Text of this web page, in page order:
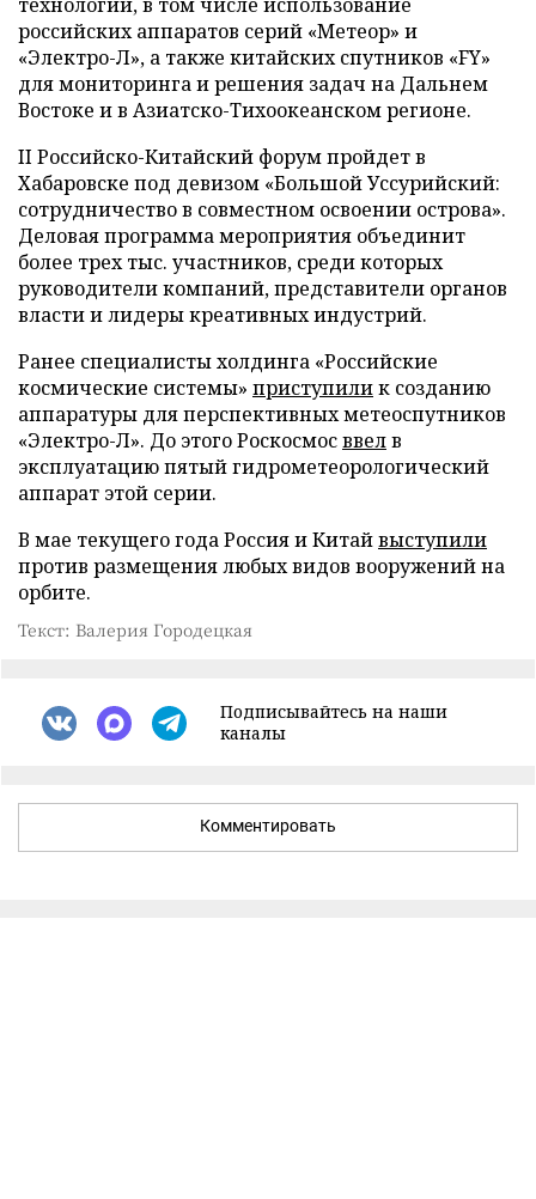
российских аппаратов серий «Метеор» и
«Электро-Л», а также китайских спутников «FY»
для мониторинга и решения задач на Дальнем
Востоке и в Азиатско-Тихоокеанском регионе.
II Российско-Китайский форум пройдет в
Хабаровске под девизом «Большой Уссурийский:
сотрудничество в совместном освоении острова».
Деловая программа мероприятия объединит
более трех тыс. участников, среди которых
руководители компаний, представители органов
власти и лидеры креативных индустрий.
Ранее специалисты холдинга «Российские
космические системы» приступилик созданию
аппаратуры для перспективных метеоспутников
«Электро-Л». До этого Роскосмосввелв
эксплуатацию пятый гидрометеорологический
аппарат этой серии.
В мае текущего года Россия и Китайвыступили
против размещения любых видов вооружений на
орбите.
Текст: Валерия Городецкая
Подписывайтесь на наши
каналы
Комментировать